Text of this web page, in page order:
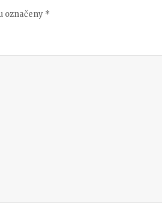
označeny *